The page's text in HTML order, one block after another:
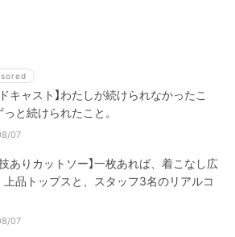
ドキャスト】わたしが続けられなかったこ
っと続けられたこと。
07
技ありカットソー】一枚あれば、着こなし広
上品トップスと、スタッフ3名のリアルコ
07